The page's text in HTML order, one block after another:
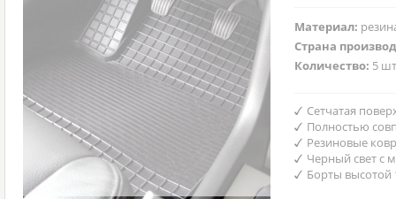
Материал:
Страна
Количество: 5
Сетчатая
Полностью
Резиновые
Черный свет с
Борты